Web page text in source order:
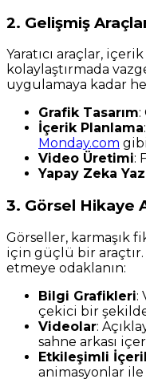
2. Gelişmiş
Yaratıcı araçlar,
kolaylaştırmada
uygulamaya kadar
Grafik Tasarım:
İçerik Planlama
Monday.com
Video Üretimi:
Yapay Zeka
3. Görsel Hikaye
Görseller, karmaşık
için güçlü bir
etmeye odaklanın:
Bilgi Grafikleri:
çekici bir
Videolar:
sahne arkası
Etkileşimli
animasyonlar ile